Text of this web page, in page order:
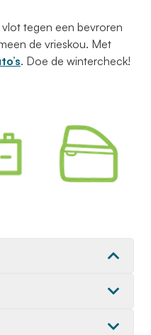
tegen een bevroren
de vrieskou. Met
. Doe de wintercheck!